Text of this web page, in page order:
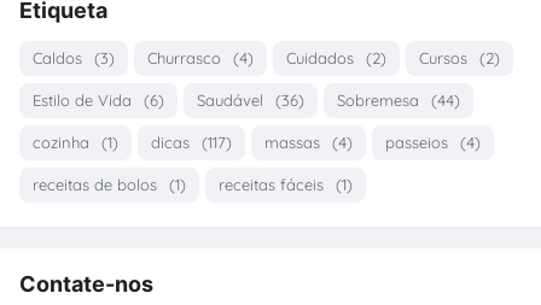
Etiqueta
Caldos (3) Churrasco (4) Cuidados (2) Cursos (2)
Estilo de Vida (6) Saudável (36) Sobremesa (44)
cozinha (1) dicas (117) massas (4) passeios (4)
receitas de bolos (1) receitas fáceis (1)
Contate-nos